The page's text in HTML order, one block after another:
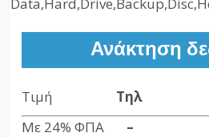
Ανάκτηση
Τιμή Τηλ
Με 24% ΦΠΑ –